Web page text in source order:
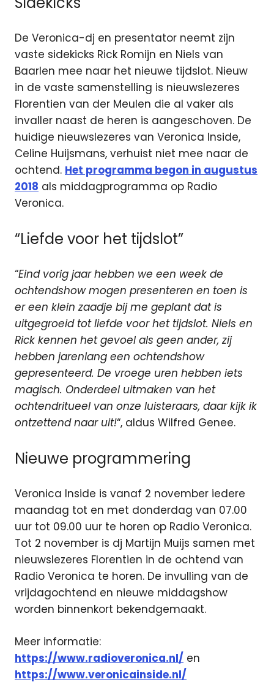
De Veronica-dj en presentator neemt zijn
vaste sidekicks Rick Romijn en Niels van
Baarlen mee naar het nieuwe tijdslot. Nieuw
in de vaste samenstelling is nieuwslezeres
Florentien van der Meulen die al vaker als
invaller naast de heren is aangeschoven. De
huidige nieuwslezeres van Veronica Inside,
Celine Huijsmans, verhuist niet mee naar de
ochtend. Het programma begon in augustus
2018 als middagprogramma op Radio
Veronica.
“Liefde voor het tijdslot”
“Eind vorig jaar hebben we een week de
ochtendshow mogen presenteren en toen is
er een klein zaadje bij me geplant dat is
uitgegroeid tot liefde voor het tijdslot. Niels en
Rick kennen het gevoel als geen ander, zij
hebben jarenlang een ochtendshow
gepresenteerd. De vroege uren hebben iets
magisch. Onderdeel uitmaken van het
ochtendritueel van onze luisteraars, daar kijk ik
ontzettend naar uit!“, aldus Wilfred Genee.
Nieuwe programmering
Veronica Inside is vanaf 2 november iedere
maandag tot en met donderdag van 07.00
uur tot 09.00 uur te horen op Radio Veronica.
Tot 2 november is dj Martijn Muijs samen met
nieuwslezeres Florentien in de ochtend van
Radio Veronica te horen. De invulling van de
vrijdagochtend en nieuwe middagshow
worden binnenkort bekendgemaakt.
Meer informatie:
https://www.radioveronica.nl/ en
https://www.veronicainside.nl/